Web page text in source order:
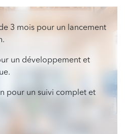
3 mois pour un lancement
un développement et
pour un suivi complet et